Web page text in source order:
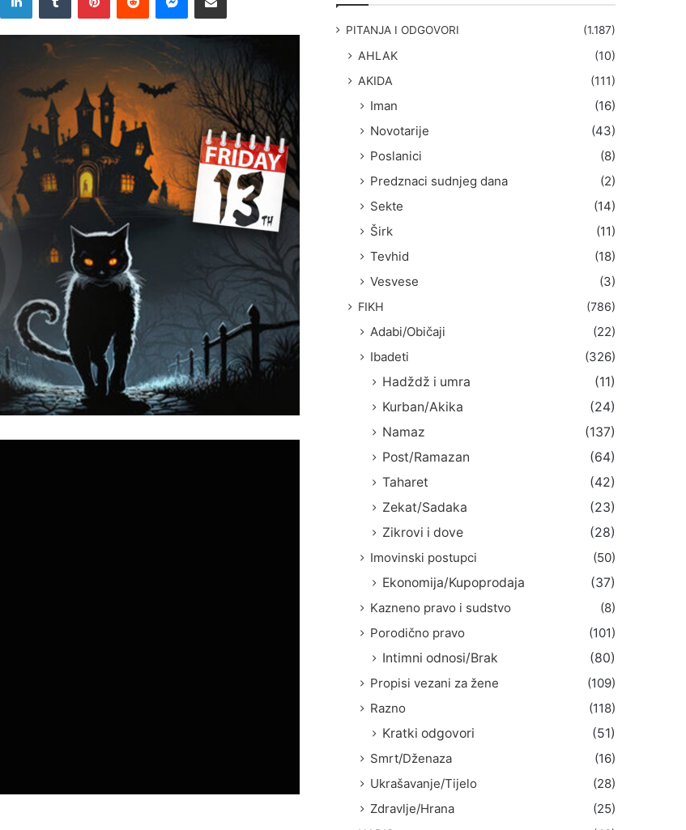
PITANJA I ODGOVORI (1.187)
AHLAK
(10)
AKIDA
(111)
Iman
(16)
Novotarije
(43)
Poslanici
(8)
Predznaci sudnjeg dana
(2)
Sekte
(14)
Širk
(11)
Tevhid
(18)
Vesvese
(3)
FIKH (786)
Adabi/Običaji
(22)
Ibadeti
(326)
Hadždž i umra
(11)
Kurban/Akika
(24)
Namaz
(137)
Post/Ramazan
(64)
Taharet
(42)
Zekat/Sadaka
(23)
Zikrovi i dove
(28)
Imovinski postupci
(50)
Ekonomija/Kupoprodaja
(37)
Kazneno pravo i sudstvo
(8)
Porodično pravo
(101)
Intimni odnosi/Brak
(80)
Propisi vezani za žene
(109)
Razno
(118)
Kratki odgovori
(51)
Smrt/Dženaza
(16)
Ukrašavanje/Tijelo
(28)
Zdravlje/Hrana
(25)